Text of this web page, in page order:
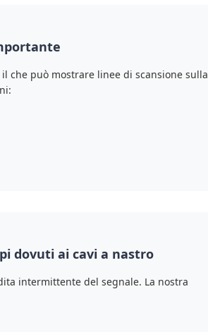
che può mostrare linee di scansione sulla
dovuti ai cavi a nastro
intermittente del segnale. La nostra